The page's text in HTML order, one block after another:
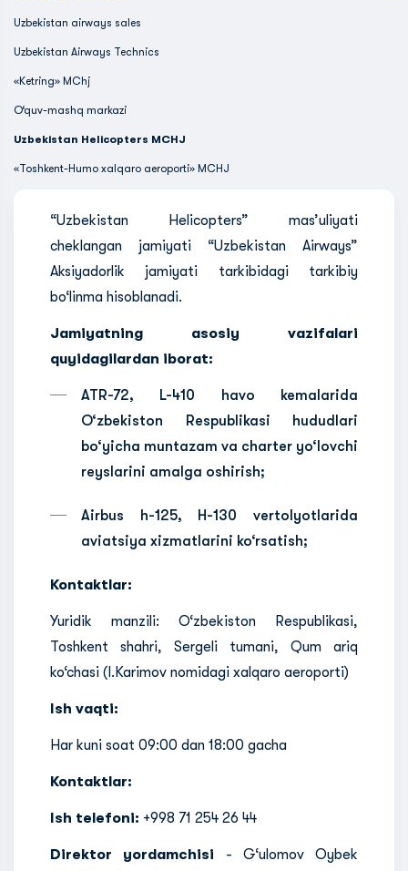
Uzbekistan airways sales
Uzbekistan Airways Technics
«Ketring» MChj
O‘quv-mashq markazi
Uzbekistan Helicopters MCHJ
«Toshkent-Humo xalqaro aeroporti» MCHJ
“Uzbekistan Helicopters” mas’uliyati
cheklangan jamiyati “Uzbekistan Airways”
Aksiyadorlik jamiyati tarkibidagi tarkibiy
bo‘linma hisoblanadi.
Jamiyatning asosiy vazifalari
quyidagilardan iborat:
ATR-72, L-410 havo kemalarida
O‘zbekiston Respublikasi hududlari
bo‘yicha muntazam va charter yo‘lovchi
reyslarini amalga oshirish;
Airbus h-125, H-130 vertolyotlarida
aviatsiya xizmatlarini ko‘rsatish;
Kontaktlar:
Yuridik manzili: O‘zbekiston Respublikasi,
Toshkent shahri, Sergeli tumani, Qum ariq
ko‘chasi (I.Karimov nomidagi xalqaro aeroporti)
Ish vaqti:
Har kuni soat 09:00 dan 18:00 gacha
Kontaktlar:
Ish telefoni: +998 71 254 26 44
Direktor yordamchisi - G‘ulomov Oybek